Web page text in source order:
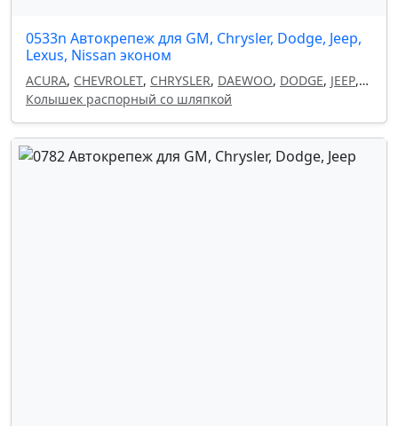
0533n Автокрепеж для GM, Chrysler, Dodge, Jeep,
Lexus, Nissan эконом
ACURA, CHEVROLET, CHRYSLER, DAEWOO, DODGE, JEEP,
LEXUS,NISSAN,OPEL, GM
Колышек распорный со шляпкой